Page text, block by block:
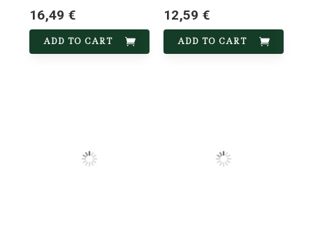
16,49 €
ADD TO CART
12,59 €
ADD TO CART